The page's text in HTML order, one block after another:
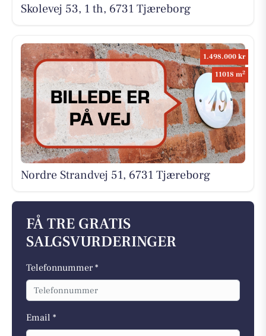
Skolevej 53, 1 th, 6731 Tjæreborg
1.498.000 kr
11018 m2
Nordre Strandvej 51, 6731 Tjæreborg
FÅ TRE GRATIS
SALGSVURDERINGER
Telefonnummer *
Email *